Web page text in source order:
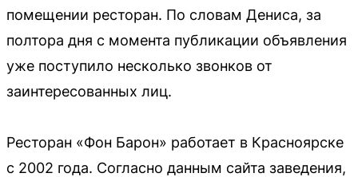
помещении ресторан. По словам Дениса, за
полтора дня с момента публикации объявления
уже поступило несколько звонков от
заинтересованных лиц.
Ресторан «Фон Барон» работает в Красноярске
с 2002 года. Согласно данным сайта заведения,